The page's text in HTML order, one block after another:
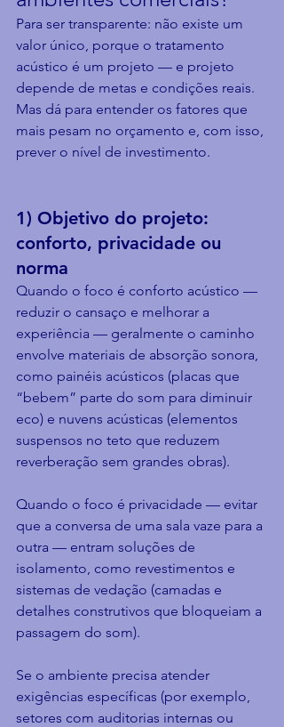
Para ser transparente: não existe um
valor único, porque o tratamento
acústico é um projeto — e projeto
depende de metas e condições reais.
Mas dá para entender os fatores que
mais pesam no orçamento e, com isso,
prever o nível de investimento.
1) Objetivo do projeto:
conforto, privacidade ou
norma
Quando o foco é conforto acústico —
reduzir o cansaço e melhorar a
experiência — geralmente o caminho
envolve materiais de absorção sonora,
como painéis acústicos (placas que
“bebem” parte do som para diminuir
eco) e nuvens acústicas (elementos
suspensos no teto que reduzem
reverberação sem grandes obras).
Quando o foco é privacidade — evitar
que a conversa de uma sala vaze para a
outra — entram soluções de
isolamento, como revestimentos e
sistemas de vedação (camadas e
detalhes construtivos que bloqueiam a
passagem do som).
Se o ambiente precisa atender
exigências específicas (por exemplo,
setores com auditorias internas ou